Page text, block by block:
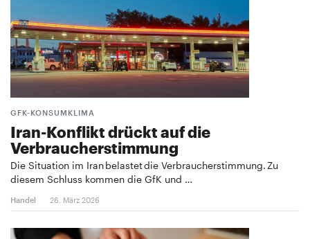
GFK-KONSUMKLIMA
Iran-Konflikt drückt auf die
Verbraucherstimmung
Die Situation im Iran belastet die Verbraucherstimmung. Zu
diesem Schluss kommen die GfK und …
Handel 26. März 2026